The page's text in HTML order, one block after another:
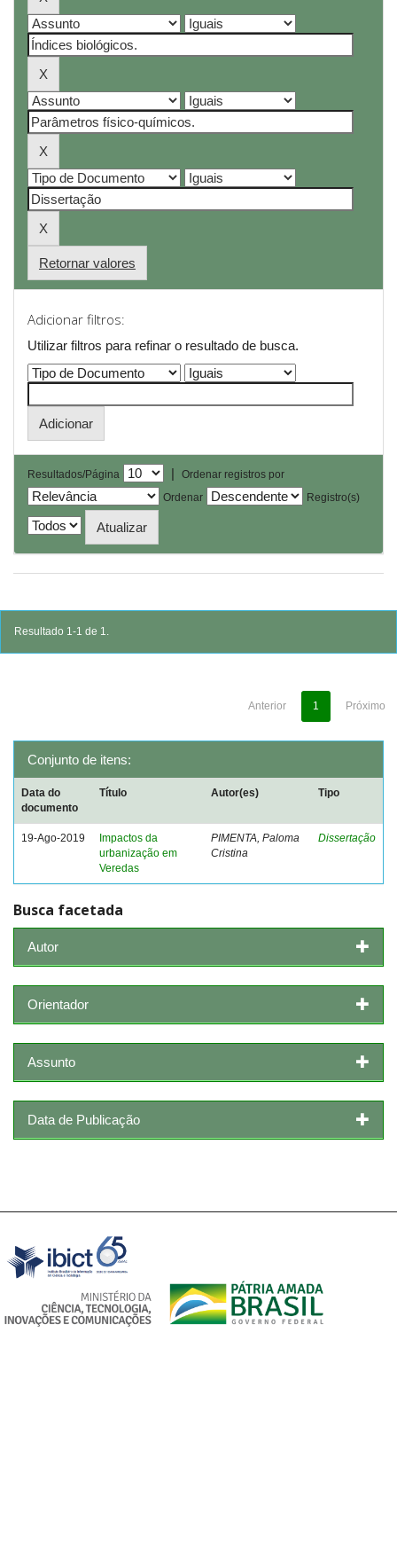
Retornar valores
Adicionar filtros:
Utilizar filtros para refinar o resultado de busca.
Resultados/Página |
Ordenar registros por
Ordenar
Registro(s)
Resultado 1-1 de 1.
Anterior 1 Próximo
Conjunto de itens:
Data do
documento
Título Autor(es) Tipo
19-Ago-2019
Impactos da
urbanização em
Veredas
PIMENTA, Paloma
Cristina
Dissertação
Busca facetada
Autor
Orientador
Assunto
Data de Publicação